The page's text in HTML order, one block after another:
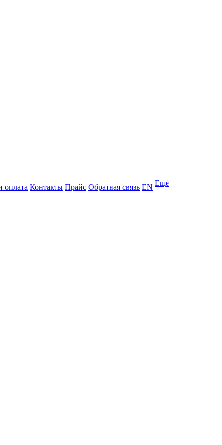
оплата Контакты Прайс Обратная связь EN Ещё